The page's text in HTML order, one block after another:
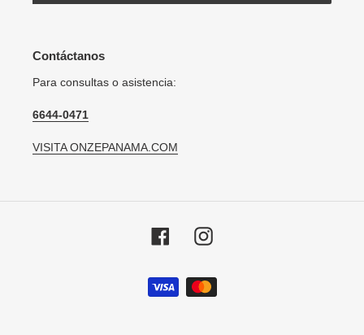
Contáctanos
Para consultas o asistencia:
6644-0471
VISITA ONZEPANAMA.COM
FacebookInstagram
Métodos
de